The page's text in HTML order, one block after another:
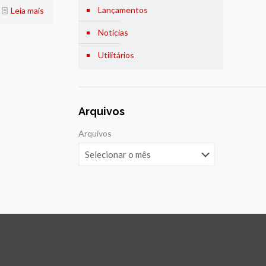
Leia mais Lançamentos
Notícias
Utilitários
Arquivos
Arquivos